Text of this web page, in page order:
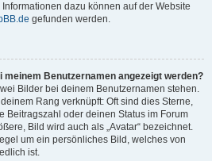
dazu können auf der Website
gefunden werden.
meinem Benutzernamen angezeigt werden?
Bilder bei deinem Benutzernamen stehen.
Rang verknüpft: Oft sind dies Sterne,
Beitragszahl oder deinen Status im Forum
Bild wird auch als „Avatar“ bezeichnet.
um ein persönliches Bild, welches von
ist.